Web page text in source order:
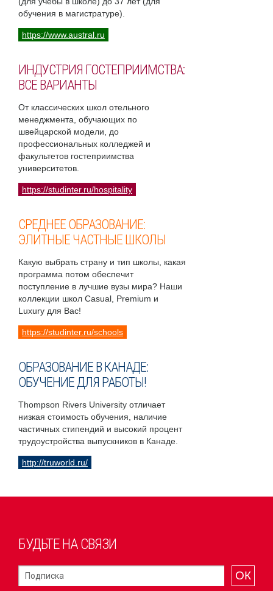
обучения в магистратуре).
https://www.austral.ru
ИНДУСТРИЯ ГОСТЕПРИИМСТВА:
ВСЕ ВАРИАНТЫ
От классических школ отельного
менеджмента, обучающих по
швейцарской модели, до
профессиональных колледжей и
факультетов гостеприимства
университетов.
https://studinter.ru/hospitality
СРЕДНЕЕ ОБРАЗОВАНИЕ:
ЭЛИТНЫЕ ЧАСТНЫЕ ШКОЛЫ
Какую выбрать страну и тип школы, какая
программа потом обеспечит
поступление в лучшие вузы мира? Наши
коллекции школ Casual, Premium и
Luxury для Вас!
https://studinter.ru/schools
ОБРАЗОВАНИЕ В КАНАДЕ:
ОБУЧЕНИЕ ДЛЯ РАБОТЫ!
Thompson Rivers University отличает
низкая стоимость обучения, наличие
частичных стипендий и высокий процент
трудоустройства выпускников в Канаде.
http://truworld.ru/
БУДЬТЕ НА СВЯЗИ
ОК